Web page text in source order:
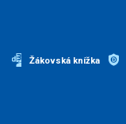
Žákovská knížka